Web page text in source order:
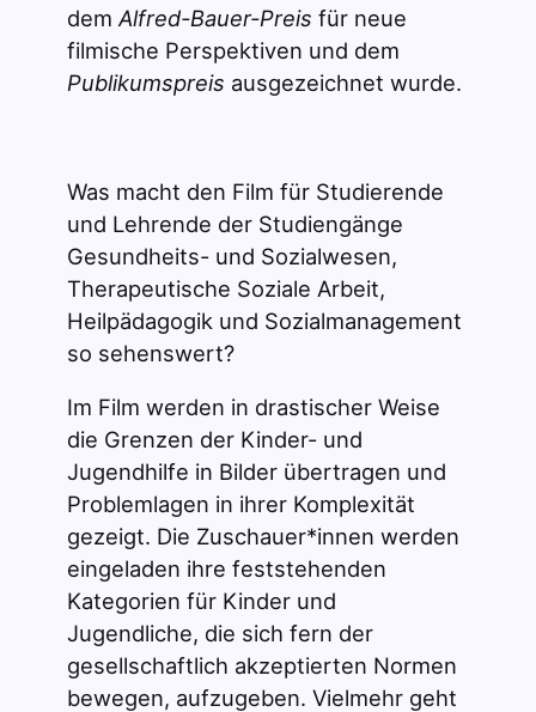
dem Alfred-Bauer-Preis für neue
filmische Perspektiven und dem
Publikumspreis ausgezeichnet wurde.
Was macht den Film für Studierende
und Lehrende der Studiengänge
Gesundheits- und Sozialwesen,
Therapeutische Soziale Arbeit,
Heilpädagogik und Sozialmanagement
so sehenswert?
Im Film werden in drastischer Weise
die Grenzen der Kinder- und
Jugendhilfe in Bilder übertragen und
Problemlagen in ihrer Komplexität
gezeigt. Die Zuschauer*innen werden
eingeladen ihre feststehenden
Kategorien für Kinder und
Jugendliche, die sich fern der
gesellschaftlich akzeptierten Normen
bewegen, aufzugeben. Vielmehr geht